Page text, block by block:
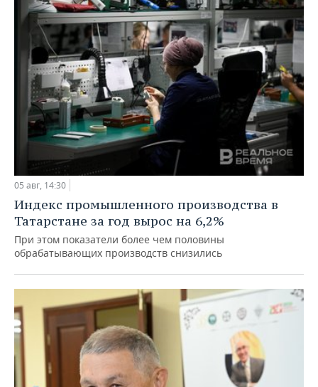
05 авг, 14:30
Индекс промышленного производства в
Татарстане за год вырос на 6,2%
При этом показатели более чем половины
обрабатывающих производств снизились